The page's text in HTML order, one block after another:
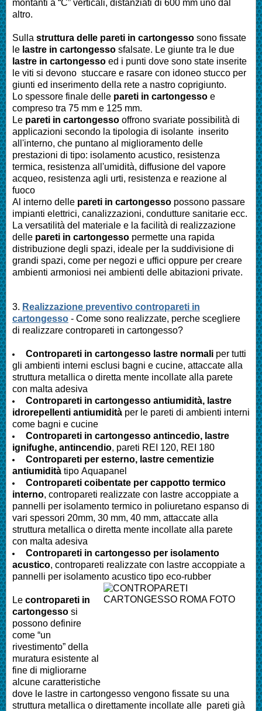
montanti a “C” verticali, distanziati di 600 mm uno dal
altro.
Sulla struttura delle pareti in cartongesso sono fissate
le lastre in cartongesso sfalsate. Le giunte tra le due
lastre in cartongesso ed i punti dove sono state inserite
le viti si devono stuccare e rasare con idoneo stucco per
giunti ed inserimento della rete a nastro coprigiunto.
Lo spessore finale delle pareti in cartongesso e
compreso tra 75 mm e 125 mm.
Le pareti in cartongesso offrono svariate possibilità di
applicazioni secondo la tipologia di isolante inserito
all'interno, che puntano al miglioramento delle
prestazioni di tipo: isolamento acustico, resistenza
termica, resistenza all'umidità, diffusione del vapore
acqueo, resistenza agli urti, resistenza e reazione al
fuoco
Al interno delle pareti in cartongesso possono passare
impianti elettrici, canalizzazioni, condutture sanitarie ecc.
La versatilità del materiale e la facilità di realizzazione
delle pareti in cartongesso permette una rapida
distribuzione degli spazi, ideale per la suddivisione di
grandi spazi, come per negozi e uffici oppure per creare
ambienti armoniosi nei ambienti delle abitazioni private.
3. Realizzazione preventivo contropareti in
cartongesso - Come sono realizzate, perche scegliere
di realizzare contropareti in cartongesso?
Contropareti in cartongesso lastre normali per tutti
gli ambienti interni esclusi bagni e cucine, attaccate alla
struttura metallica o diretta mente incollate alla parete
con malta adesiva
Contropareti in cartongesso antiumidità, lastre
idrorepellenti antiumidità per le pareti di ambienti interni
come bagni e cucine
Contropareti in cartongesso antincedio, lastre
ignifughe, antincendio, pareti REI 120, REI 180
Contropareti per esterno, lastre cementizie
antiumidità tipo Aquapanel
Contropareti coibentate per cappotto termico
interno, contropareti realizzate con lastre accoppiate a
pannelli per isolamento termico in poliuretano espanso di
vari spessori 20mm, 30 mm, 40 mm, attaccate alla
struttura metallica o diretta mente incollate alla parete
con malta adesiva
Contropareti in cartongesso per isolamento
acustico, contropareti realizzate con lastre accoppiate a
pannelli per isolamento acustico tipo eco-rubber
Le contropareti in
cartongesso si
possono definire
come “un
rivestimento” della
muratura esistente al
fine di migliorarne
alcune caratteristiche
dove le lastre in cartongesso vengono fissate su una
struttura metallica o direttamente incollate alle pareti già